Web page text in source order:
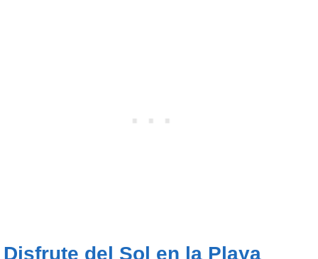
Disfrute del Sol en la Playa